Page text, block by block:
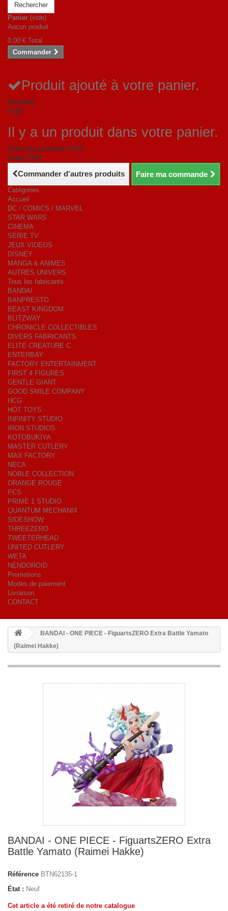
Rechercher
Panier (vide)
Aucun produit
0,00 € Total
Commander
Produit ajouté à votre panier.
Quantité
Total
Il y a un produit dans votre panier.
Total des produits (TTC)
Total (TTC)
Commander d'autres produits Faire ma commande
Catégories
Accueil
DC / COMICS / MARVEL
STAR WARS
CINEMA
SERIE TV
JEUX VIDEOS
DISNEY
MANGA & ANIMES
AUTRES UNIVERS
Tous les fabricants
BANDAI
BANPRESTO
BEAST KINGDOM
BLITZWAY
CHRONICLE COLLECTIBLES
DIVERS FABRICANTS
ELITE CREATURE C.
ENTERBAY
FACTORY ENTERTAINMENT
FIRST 4 FIGURES
GENTLE GIANT
GOOD SMILE COMPANY
HCG
HOT TOYS
INFINITY STUDIO
IRON STUDIOS
KOTOBUKIYA
MASTER CUTLERY
MAX FACTORY
NECA
NOBLE COLLECTION
ORANGE ROUGE
PCS
PRIME 1 STUDIO
QUANTUM MECHANIX
SIDESHOW
THREEZERO
TWEETERHEAD
UNITED CUTLERY
WETA
NENDOROID
Promotions
Modes de paiement
Livraison
CONTACT
BANDAI - ONE PIECE - FiguartsZERO Extra Battle Yamato
(Raimei Hakke)
BANDAI - ONE PIECE - FiguartsZERO Extra
Battle Yamato (Raimei Hakke)
Référence BTN62135-1
État : Neuf
Cet article a été retiré de notre catalogue